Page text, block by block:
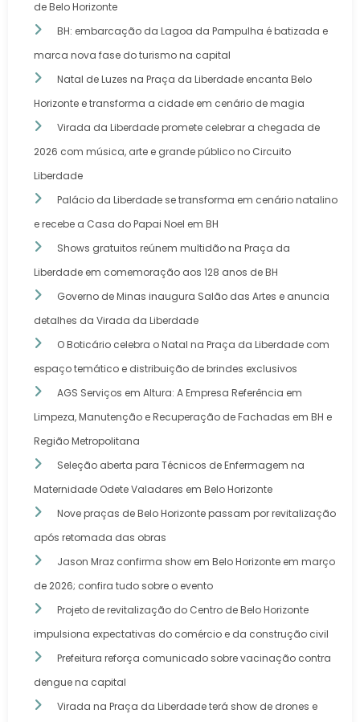
de Belo Horizonte
BH: embarcação da Lagoa da Pampulha é batizada e
marca nova fase do turismo na capital
Natal de Luzes na Praça da Liberdade encanta Belo
Horizonte e transforma a cidade em cenário de magia
Virada da Liberdade promete celebrar a chegada de
2026 com música, arte e grande público no Circuito
Liberdade
Palácio da Liberdade se transforma em cenário natalino
e recebe a Casa do Papai Noel em BH
Shows gratuitos reúnem multidão na Praça da
Liberdade em comemoração aos 128 anos de BH
Governo de Minas inaugura Salão das Artes e anuncia
detalhes da Virada da Liberdade
O Boticário celebra o Natal na Praça da Liberdade com
espaço temático e distribuição de brindes exclusivos
AGS Serviços em Altura: A Empresa Referência em
Limpeza, Manutenção e Recuperação de Fachadas em BH e
Região Metropolitana
Seleção aberta para Técnicos de Enfermagem na
Maternidade Odete Valadares em Belo Horizonte
Nove praças de Belo Horizonte passam por revitalização
após retomada das obras
Jason Mraz confirma show em Belo Horizonte em março
de 2026; confira tudo sobre o evento
Projeto de revitalização do Centro de Belo Horizonte
impulsiona expectativas do comércio e da construção civil
Prefeitura reforça comunicado sobre vacinação contra
dengue na capital
Virada na Praça da Liberdade terá show de drones e